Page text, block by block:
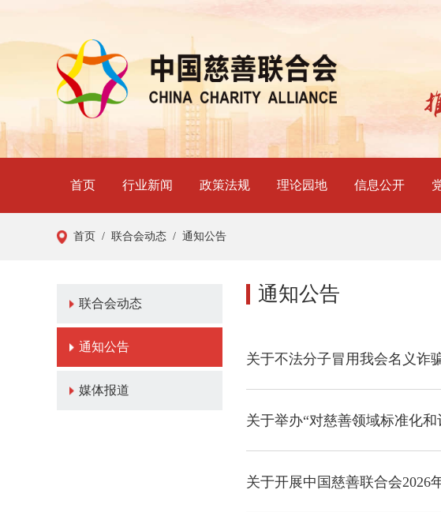
首页 行业新闻 政策法规 理论园地 信息公开
首页 / 联合会动态 / 通知公告
联合会动态
通知公告
媒体报道
通知公告
关于不法分子冒用我会名义诈
关于举办“对慈善领域标准化
关于开展中国慈善联合会2026